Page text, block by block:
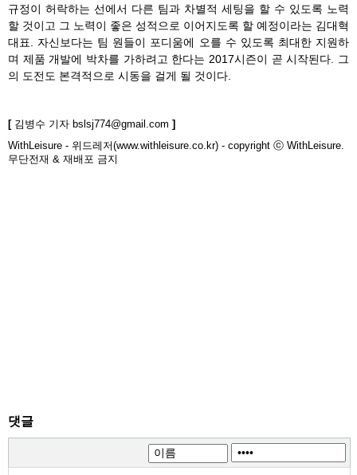
규정이 허락하는 선에서 다른 팀과 차별적 세팅을 할 수 있도록 노력
할 것이고 그 노력이 좋은 성적으로 이어지도록 할 예정이라는 김대혁
대표. 자신보다는 팀 원들이 포디움에 오를 수 있도록 최대한 지원하
며 제품 개발에 박차를 가하려고 한다는 2017시즌이 곧 시작된다. 그
의 도전도 본격적으로 시동을 걸게 될 것이다.
[김병수 기자 bslsj774@gmail.com ]
WithLeisure - 위드레저(www.withleisure.co.kr) - copyright ⓒ WithLeisure.
무단전재 & 재배포 금지
댓글